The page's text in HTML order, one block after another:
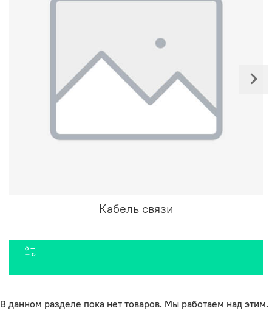
Кабель связи
В данном разделе пока нет товаров. Мы работаем над этим.